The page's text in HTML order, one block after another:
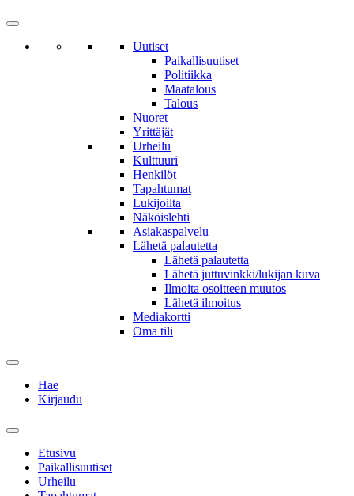
Uutiset
Paikallisuutiset
Politiikka
Maatalous
Talous
Nuoret
Yrittäjät
Urheilu
Kulttuuri
Henkilöt
Tapahtumat
Lukijoilta
Näköislehti
Asiakaspalvelu
Lähetä palautetta
Lähetä palautetta
Lähetä juttuvinkki/lukijan kuva
Ilmoita osoitteen muutos
Lähetä ilmoitus
Mediakortti
Oma tili
Hae
Kirjaudu
Etusivu
Paikallisuutiset
Urheilu